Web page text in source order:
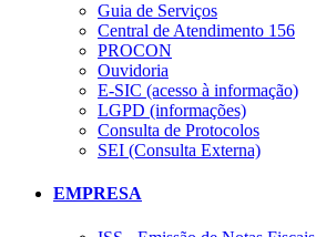
Guia de Serviços
Central de Atendimento 156
PROCON
Ouvidoria
E-SIC (acesso à informação)
LGPD (informações)
Consulta de Protocolos
SEI (Consulta Externa)
EMPRESA